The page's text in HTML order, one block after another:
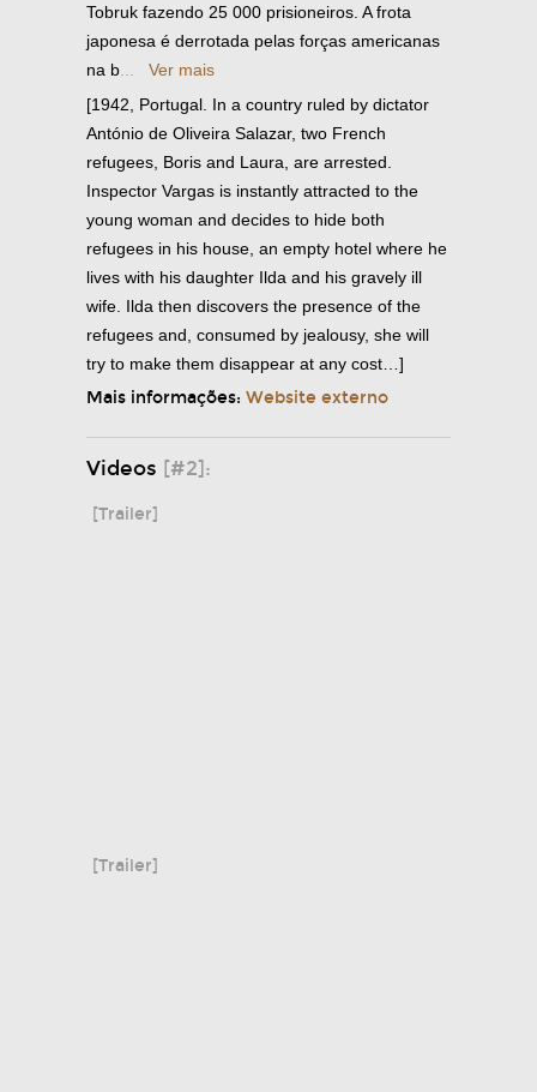
Tobruk fazendo 25 000 prisioneiros. A frota
japonesa é derrotada pelas forças americanas
na b
Ver mais
[1942, Portugal. In a country ruled by dictator
António de Oliveira Salazar, two French
refugees, Boris and Laura, are arrested.
Inspector Vargas is instantly attracted to the
young woman and decides to hide both
refugees in his house, an empty hotel where he
lives with his daughter Ilda and his gravely ill
wife. Ilda then discovers the presence of the
refugees and, consumed by jealousy, she will
try to make them disappear at any cost…]
Mais informações: Website externo
Videos [#2]:
[Trailer]
[Trailer]